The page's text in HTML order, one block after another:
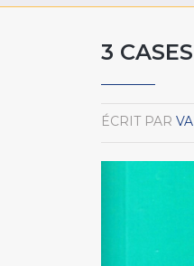
3
ÉCRIT PAR